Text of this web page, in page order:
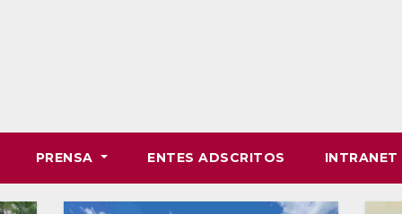
PRENSA ENTES ADSCRITOS INTRANET